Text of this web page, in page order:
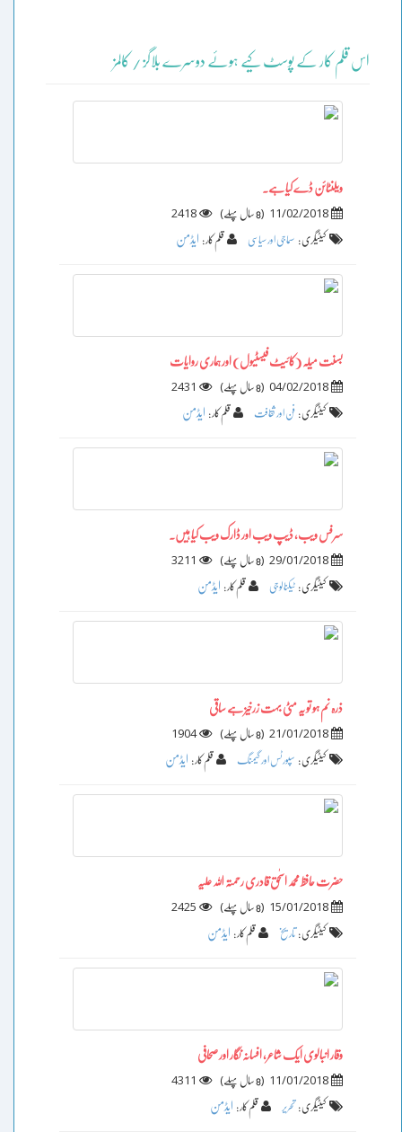
اس قلم کار کے پوسٹ کیے ہوئے دوسرے بلاگز / کالمز
ویلنٹائن ڈے کیا ہے۔
11/02/2018
(8 سال پہلے )
2418
کیٹیگری : سماجی اور سیاسی قلم کار : ایڈمن
بسنت میلہ (کائیٹ فیسٹیول) اور ہماری روایات
04/02/2018
(8 سال پہلے )
2431
کیٹیگری : فن اور ثقافت قلم کار : ایڈمن
سرفس ویب، ڈیپ ویب اور ڈارک ویب کیا ہیں۔
29/01/2018
(8 سال پہلے )
3211
کیٹیگری : ٹیکنالوجی قلم کار : ایڈمن
ذرہ نم ہو تو یہ مٹی بہت زرخیز ہے ساقی
21/01/2018
(8 سال پہلے )
1904
کیٹیگری : سپورٹس اور گیمنگ قلم کار : ایڈمن
حضرت حافظ محمد اسحٰق قادری رحمتہ اللہ علیہ
15/01/2018
(8 سال پہلے )
2425
کیٹیگری : تاریخ قلم کار : ایڈمن
وقار انبالوی ایک شاعر، افسانہ نگار اور صحافی
11/01/2018
(8 سال پہلے )
4311
کیٹیگری : تحریر قلم کار : ایڈمن